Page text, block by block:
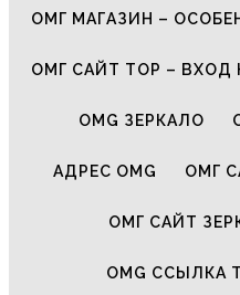
ОМГ МАГАЗИН –
ОМГ САЙТ ТОР – ВХОД
OMG ЗЕРКАЛО
АДРЕС OMG ОМГ
ОМГ САЙТ
OMG ССЫЛКА